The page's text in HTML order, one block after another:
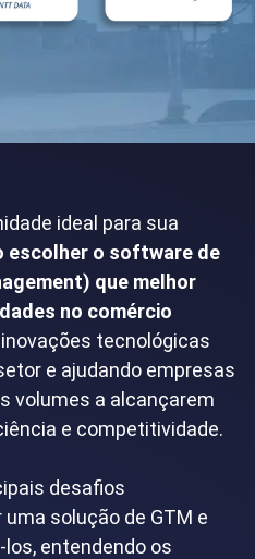
ideal para sua
escolher o software de
que melhor
no comércio
tecnológicas
e ajudando empresas
volumes a alcançarem
e competitividade.
desafios
solução de GTM e
entendendo os